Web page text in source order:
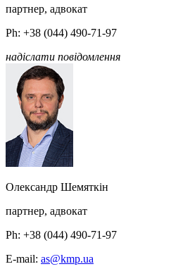
партнер, адвокат
Ph: +38 (044) 490-71-97
надіслати повідомлення
Олександр Шемяткін
партнер, адвокат
Ph: +38 (044) 490-71-97
E-mail: as@kmp.ua